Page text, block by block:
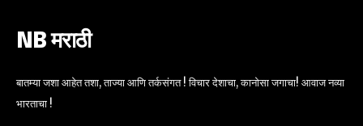
NB मराठी
बातम्या जशा आहेत तशा, ताज्या आणि तर्कसंगत ! विचार देशाचा, कानोसा जगाचा! आवाज नव्या
भारताचा !